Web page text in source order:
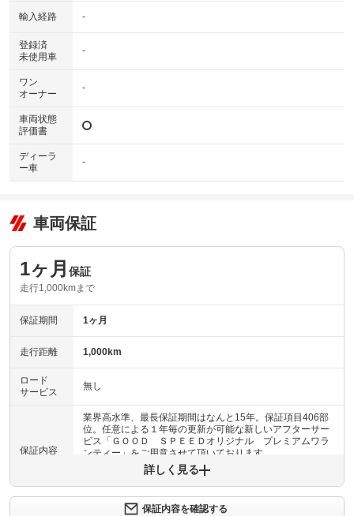
輸入経路 -
登録済
未使用車
-
ワン
オーナー
-
車両状態
評価書
ディーラ
ー車
-
車両保証
1ヶ月 保証
走行1,000kmまで
保証期間 1ヶ月
走行距離 1,000km
ロード
サービス
無し
保証内容
業界高水準、最長保証期間はなんと15年。保証項目406部
位。任意による１年毎の更新が可能な新しいアフターサー
ビス「ＧＯＯＤ ＳＰＥＥＤオリジナル プレミアムワラ
ンティー」をご用意させて頂いております。
詳しく見る
保証内容を確認する